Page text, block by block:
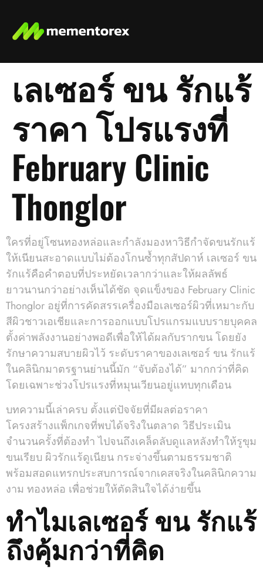
เลเซอร์ ขน รักแร้
ราคา โปรแรงที่
February Clinic
Thonglor
ใครที่อยู่โซนทองหล่อและกำลังมองหาวิธีกำจัดขนรักแร้
ให้เนียนสะอาดแบบไม่ต้องโกนซ้ำทุกสัปดาห์ เลเซอร์ ขน
รักแร้คือคำตอบที่ประหยัดเวลากว่าและให้ผลลัพธ์
ยาวนานกว่าอย่างเห็นได้ชัด จุดแข็งของ February Clinic
Thonglor อยู่ที่การคัดสรรเครื่องมือเลเซอร์ผิวที่เหมาะกับ
สีผิวชาวเอเชียและการออกแบบโปรแกรมแบบรายบุคคล
ตั้งค่าพลังงานอย่างพอดีเพื่อให้ได้ผลกับรากขน โดยยัง
รักษาความสบายผิวไว้ ระดับราคาของเลเซอร์ ขน รักแร้
ในคลินิกมาตรฐานย่านนี้มัก “จับต้องได้” มากกว่าที่คิด
โดยเฉพาะช่วงโปรแรงที่หมุนเวียนอยู่แทบทุกเดือน
บทความนี้เล่าครบ ตั้งแต่ปัจจัยที่มีผลต่อราคา
โครงสร้างแพ็กเกจที่พบได้จริงในตลาด วิธีประเมิน
จำนวนครั้งที่ต้องทำ ไปจนถึงเคล็ดลับดูแลหลังทำให้รูขุม
ขนเรียบ ผิวรักแร้ดูเนียน กระจ่างขึ้นตามธรรมชาติ
พร้อมสอดแทรกประสบการณ์จากเคสจริงในคลินิกความ
งาม ทองหล่อ เพื่อช่วยให้ตัดสินใจได้ง่ายขึ้น
ทำไมเลเซอร์ ขน รักแร้
ถึงคุ้มกว่าที่คิด